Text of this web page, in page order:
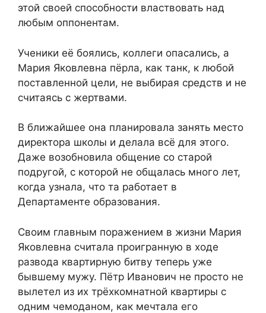
этой своей способности властвовать над
любым оппонентам.
Ученики её боялись, коллеги опасались, а
Мария Яковлевна пёрла, как танк, к любой
поставленной цели, не выбирая средств и не
считаясь с жертвами.
В ближайшее она планировала занять место
директора школы и делала всё для этого.
Даже возобновила общение со старой
подругой, с которой не общалась много лет,
когда узнала, что та работает в
Департаменте образования.
Своим главным поражением в жизни Мария
Яковлевна считала проигранную в ходе
развода квартирную битву теперь уже
бывшему мужу. Пётр Иванович не просто не
вылетел из их трёхкомнатной квартиры с
одним чемоданом, как мечтала его